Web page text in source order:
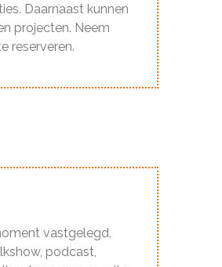
Daarnaast kunnen
projecten. Neem
reserveren.
vastgelegd,
podcast,